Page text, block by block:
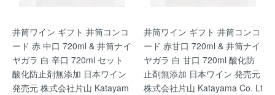
井筒ワイン ギフト 井筒コンコ
ード 赤 中口 720ml & 井筒ナイ
ヤガラ 白 辛口 720ml セット
酸化防止剤無添加 日本ワイン
発売元 株式会社片山 Katayam
井筒ワイン ギフト 井筒コンコ
ード 赤甘口 720ml & 井筒ナイ
ヤガラ 白 甘口 720ml 酸化防
止剤無添加 日本ワイン 発売元
株式会社片山 Katayama Co. Lt